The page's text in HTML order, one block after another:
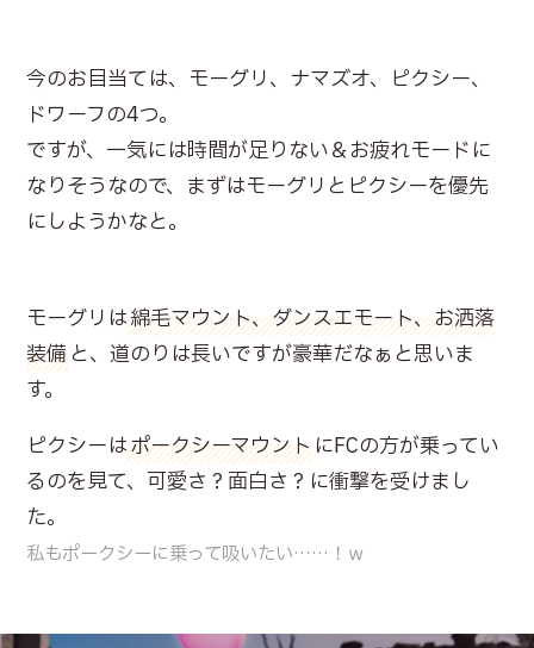
今のお目当ては、モーグリ、ナマズオ、ピクシー、
ドワーフの4つ。
ですが、一気には時間が足りない＆お疲れモードに
なりそうなので、まずはモーグリとピクシーを優先
にしようかなと。
モーグリは綿毛マウント、ダンスエモート、お洒落
装備と、道のりは長いですが豪華だなぁと思いま
す。
ピクシーはポークシーマウントにFCの方が乗ってい
るのを見て、可愛さ？面白さ？に衝撃を受けまし
た。
私もポークシーに乗って吸いたい……！ｗ